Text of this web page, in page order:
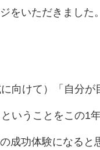
をいただきました。
に向けて）「自分
いうことをこの1
成功体験になる